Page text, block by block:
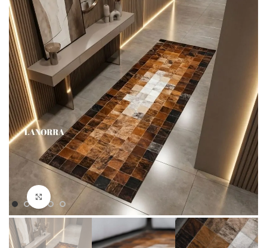
Büyütmek için Tıklayın